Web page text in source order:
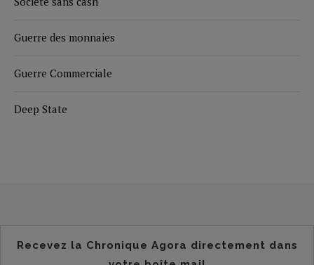
Guerre des monnaies
Guerre Commerciale
Deep State
Recevez la Chronique Agora directement dans